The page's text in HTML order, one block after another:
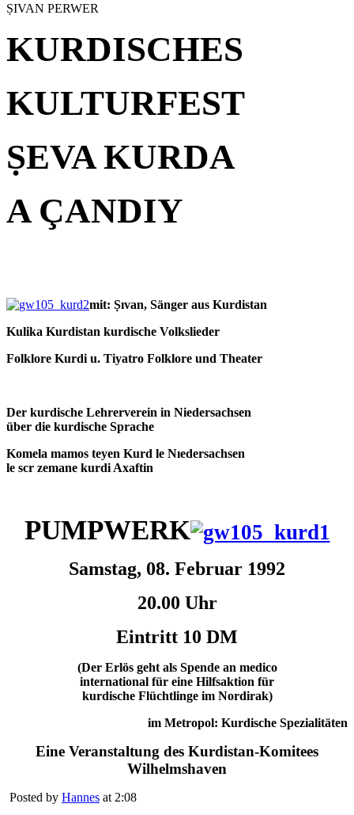
ṢIVAN PERWER
KURDISCHES
KULTURFEST
ṢEVA KURDA
A ÇANDIY
mit: Ṣıvan, Sänger aus Kurdistan
Kulika Kurdistan kurdische Volkslieder
Folklore Kurdi u. Tiyatro Folklore und Theater
Der kurdische Lehrerverein in Niedersachsen
über die kurdische Sprache
Komela mamos teyen Kurd le Nıedersachsen
le scr zemane kurdi Axaftin
PUMPWERK
Samstag, 08. Februar 1992
20.00 Uhr
Eintritt 10 DM
(Der Erlös geht als Spende an medico
international für eine Hilfsaktion für
kurdische Flüchtlinge im Nordirak)
im Metropol: Kurdische Spezialitäten
Eine Veranstaltung des Kurdistan-Komitees
Wilhelmshaven
Posted by Hannes at 2:08